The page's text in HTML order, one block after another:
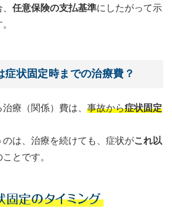
任意保険の支払基準にしたがって示
症状固定時までの治療費？
療（関係）費は、 事故から症状固定
のは、治療を続けても、症状がこれ以
ことです。